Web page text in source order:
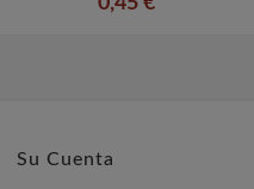
Su Cuenta